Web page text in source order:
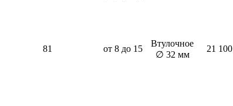
81 от 8 до 15
Втулочное
∅ 32 мм
21 100